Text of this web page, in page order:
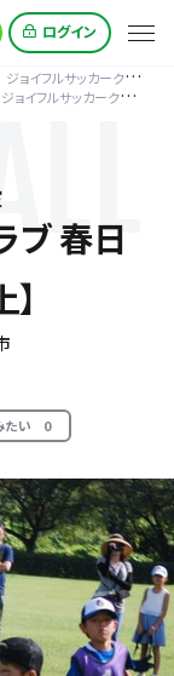
ログイン
ジョイフルサッカークラブ 春日居SC【3年生以上】
ジョイフルサッカークラブ 春日居SC【3年生以上】
ブ 春日
たい 0